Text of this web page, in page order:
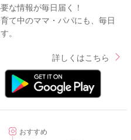
な情報が毎日届く！
て中のママ・パパにも、毎日
。
詳しくはこちら
おすすめ